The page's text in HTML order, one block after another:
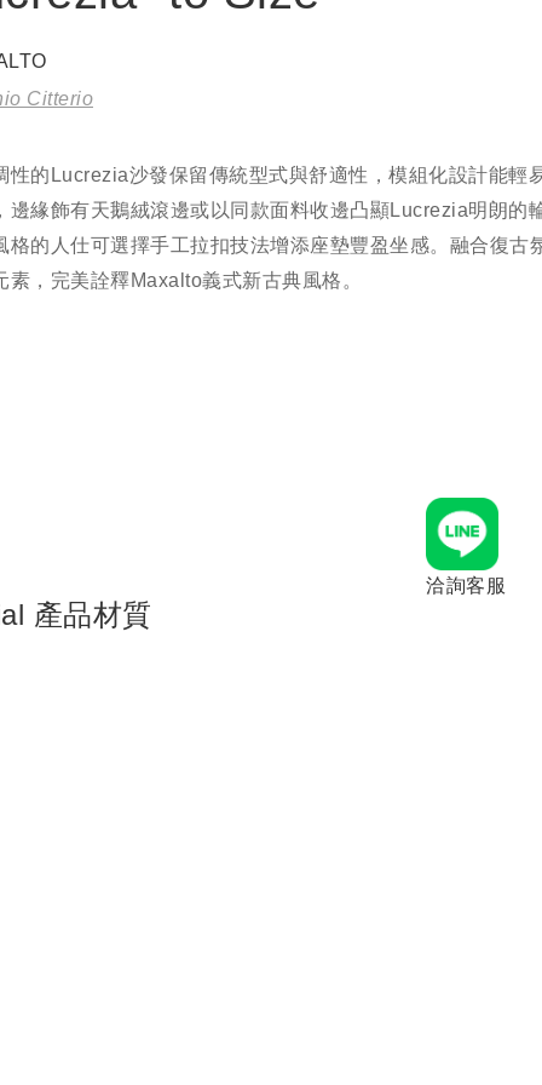
Citterio
性的Lucrezia沙發保留傳統型式與舒適性，模組化設計能輕
邊緣飾有天鵝絨滾邊或以同款面料收邊凸顯Lucrezia明朗的
格的人仕可選擇手工拉扣技法增添座墊豐盈坐感。融合復古
素，完美詮釋Maxalto義式新古典風格。
產品材質
洽詢客服